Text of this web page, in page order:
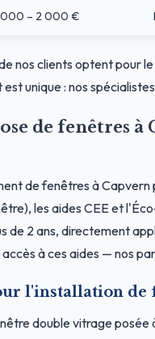
000 – 2 000 €
nos clients optent pour
unique : nos
de fenêtres à
de fenêtres à
les aides CEE et
de 2 ans, directement
à ces aides — nos
l'installation de
double vitrage